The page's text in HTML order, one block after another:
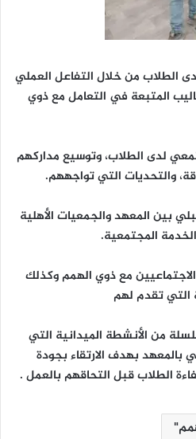
الطلاب من خلال التفاعل العملي
المتبعة في التعامل مع ذوي
لدى الطلاب، وتوسيع مداركهم
والتحديات التي تواجههم.
بين المعهد والجمعيات الأهلية
المجتمعية.
مع ذوي الهمم وكذلك
التي تقدم لهم
من الأنشطة الميدانية التي
بالمعهد بهدف الارتقاء بجودة
الطلاب قبل التحاقهم بالعمل .